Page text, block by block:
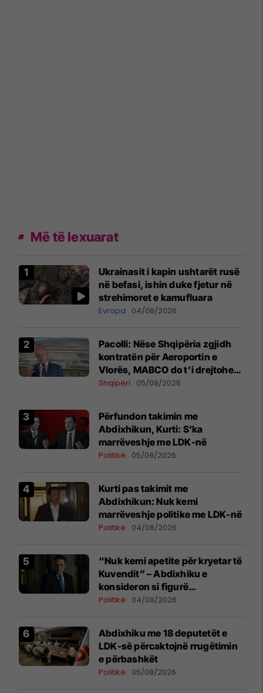
Më të lexuarat
Ukrainasit i kapin ushtarët rusë
në befasi, ishin duke fjetur në
strehimoret e kamufluara
Evropa 04/08/2026
Pacolli: Nëse Shqipëria zgjidh
kontratën për Aeroportin e
Vlorës, MABCO do t’i drejtohet
arbitrazhit ndërkombëtar
Shqipëri 05/08/2026
Përfundon takimin me
Abdixhikun, Kurti: S'ka
marrëveshje me LDK-në
Politikë 05/08/2026
Kurti pas takimit me
Abdixhikun: Nuk kemi
marrëveshje politike me LDK-në
Politikë 04/08/2026
“Nuk kemi apetite për kryetar të
Kuvendit” – Abdixhiku e
konsideron si figurë
ceremoniale
Politikë 04/08/2026
Abdixhiku me 18 deputetët e
LDK-së përcaktojnë rrugëtimin
e përbashkët
Politikë 05/08/2026